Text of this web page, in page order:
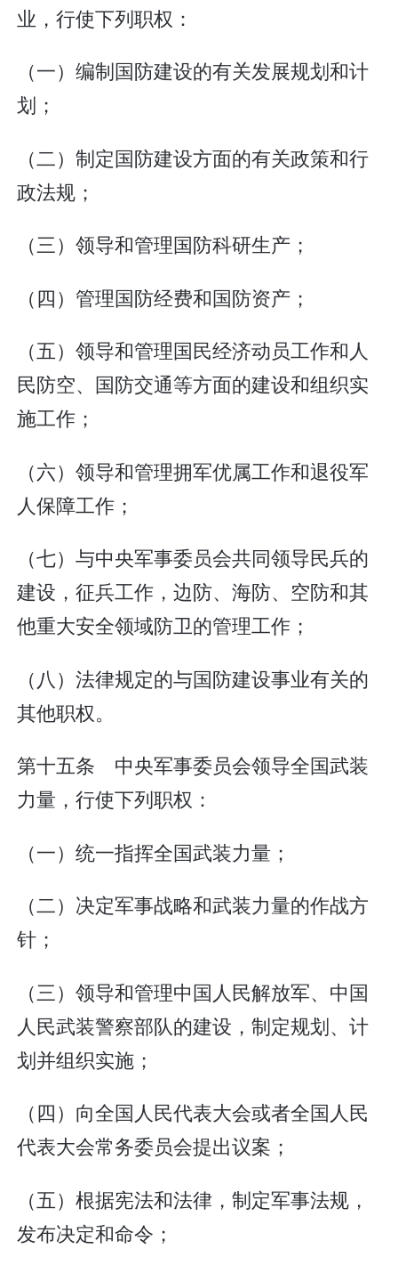
业，行使下列职权：
（一）编制国防建设的有关发展规划和计
划；
（二）制定国防建设方面的有关政策和行
政法规；
（三）领导和管理国防科研生产；
（四）管理国防经费和国防资产；
（五）领导和管理国民经济动员工作和人
民防空、国防交通等方面的建设和组织实
施工作；
（六）领导和管理拥军优属工作和退役军
人保障工作；
（七）与中央军事委员会共同领导民兵的
建设，征兵工作，边防、海防、空防和其
他重大安全领域防卫的管理工作；
（八）法律规定的与国防建设事业有关的
其他职权。
第十五条 中央军事委员会领导全国武装
力量，行使下列职权：
（一）统一指挥全国武装力量；
（二）决定军事战略和武装力量的作战方
针；
（三）领导和管理中国人民解放军、中国
人民武装警察部队的建设，制定规划、计
划并组织实施；
（四）向全国人民代表大会或者全国人民
代表大会常务委员会提出议案；
（五）根据宪法和法律，制定军事法规，
发布决定和命令；